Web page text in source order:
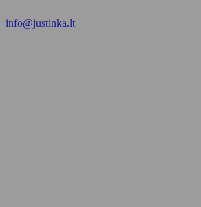
info@justinka.lt